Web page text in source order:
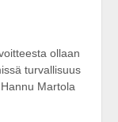
ollaan
turvallisuus
Martola